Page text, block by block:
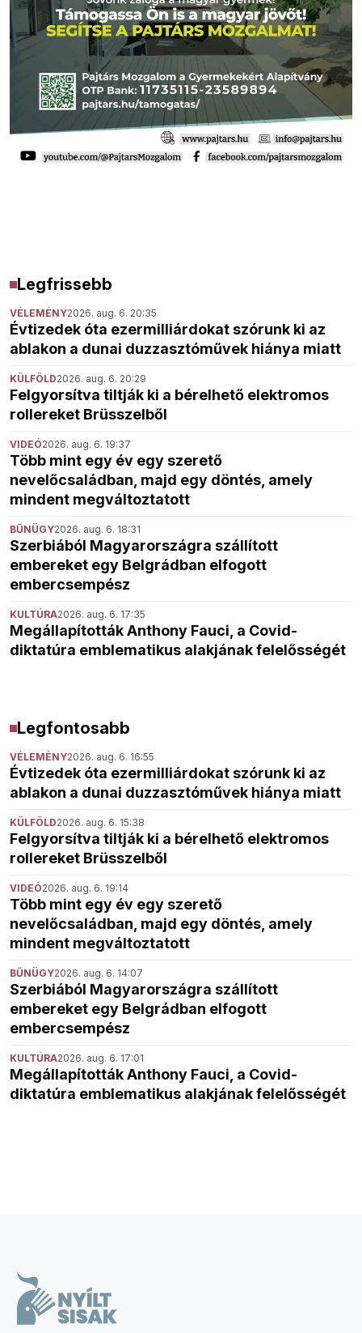
Legfrissebb
VÉLEMÉNY2026. aug. 6. 20:35
Évtizedek óta ezermilliárdokat szórunk ki az
ablakon a dunai duzzasztóművek hiánya miatt
KÜLFÖLD2026. aug. 6. 20:29
Felgyorsítva tiltják ki a bérelhető elektromos
rollereket Brüsszelből
VIDEÓ2026. aug. 6. 19:37
Több mint egy év egy szerető
nevelőcsaládban, majd egy döntés, amely
mindent megváltoztatott
BŰNÜGY2026. aug. 6. 18:31
Szerbiából Magyarországra szállított
embereket egy Belgrádban elfogott
embercsempész
KULTÚRA2026. aug. 6. 17:35
Megállapították Anthony Fauci, a Covid-
diktatúra emblematikus alakjának felelősségét
Legfontosabb
VÉLEMÉNY2026. aug. 6. 16:55
Évtizedek óta ezermilliárdokat szórunk ki az
ablakon a dunai duzzasztóművek hiánya miatt
KÜLFÖLD2026. aug. 6. 15:38
Felgyorsítva tiltják ki a bérelhető elektromos
rollereket Brüsszelből
VIDEÓ2026. aug. 6. 19:14
Több mint egy év egy szerető
nevelőcsaládban, majd egy döntés, amely
mindent megváltoztatott
BŰNÜGY2026. aug. 6. 14:07
Szerbiából Magyarországra szállított
embereket egy Belgrádban elfogott
embercsempész
KULTÚRA2026. aug. 6. 17:01
Megállapították Anthony Fauci, a Covid-
diktatúra emblematikus alakjának felelősségét